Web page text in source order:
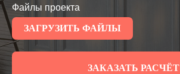
Файлы проекта
ЗАГРУЗИТЬ ФАЙЛЫ
ЗАКАЗАТЬ РАСЧЁТ